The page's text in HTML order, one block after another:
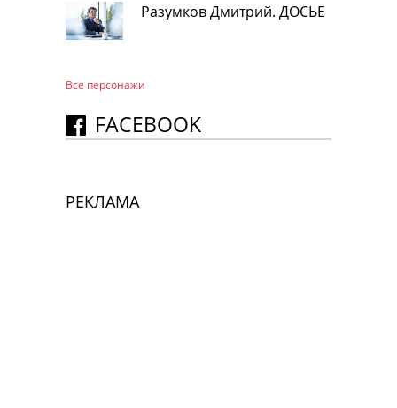
Разумков Дмитрий. ДОСЬЕ
Все персонажи
FACEBOOK
РЕКЛАМА